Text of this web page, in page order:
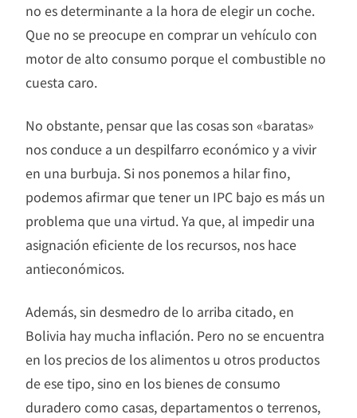
no es determinante a la hora de elegir un coche.
Que no se preocupe en comprar un vehículo con
motor de alto consumo porque el combustible no
cuesta caro.
No obstante, pensar que las cosas son «baratas»
nos conduce a un despilfarro económico y a vivir
en una burbuja. Si nos ponemos a hilar fino,
podemos afirmar que tener un IPC bajo es más un
problema que una virtud. Ya que, al impedir una
asignación eficiente de los recursos, nos hace
antieconómicos.
Además, sin desmedro de lo arriba citado, en
Bolivia hay mucha inflación. Pero no se encuentra
en los precios de los alimentos u otros productos
de ese tipo, sino en los bienes de consumo
duradero como casas, departamentos o terrenos,